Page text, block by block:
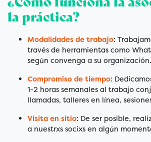
la práctica?
Modalidades de trabajo:
través de herramientas como
según convenga a su organización.
Compromiso de tiempo:
1-2 horas semanales al trabajo
llamadas, talleres en línea,
Visita en sitio: De ser posible,
a nuestrxs socixs en algún